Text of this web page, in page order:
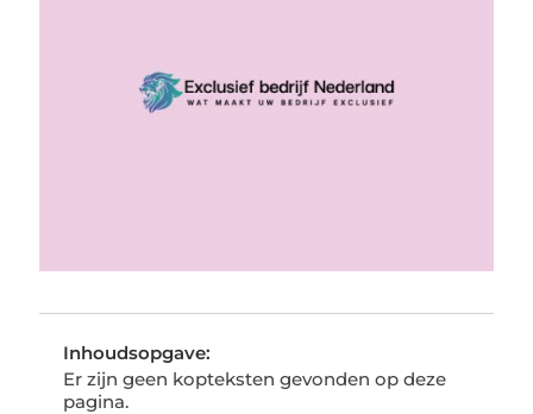
Inhoudsopgave:
Er zijn geen kopteksten gevonden op deze
pagina.